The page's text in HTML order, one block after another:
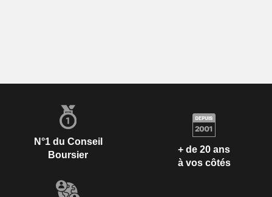
N°1 du Conseil
Boursier
+ de 20 ans
à vos côtés